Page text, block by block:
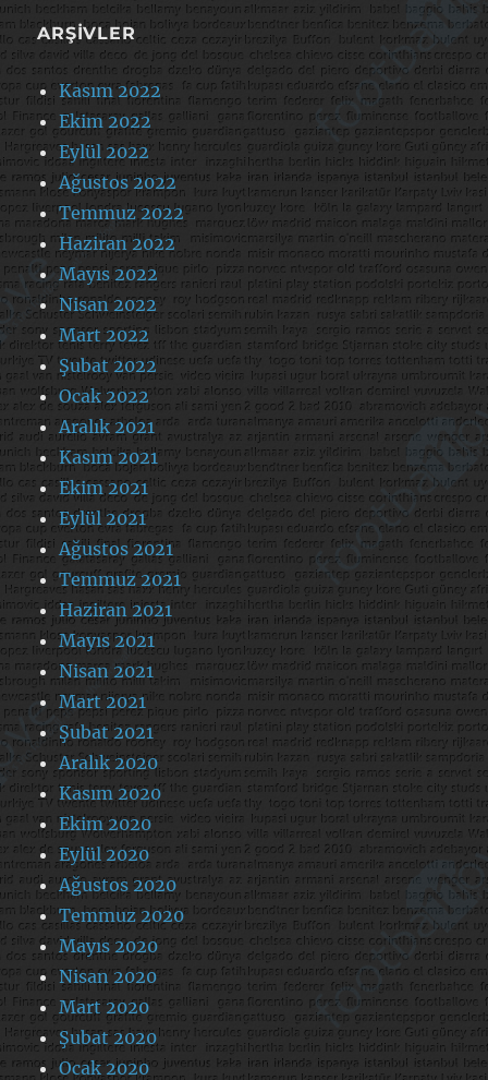
ARŞIVLER
Kasım 2022
Ekim 2022
Eylül 2022
Ağustos 2022
Temmuz 2022
Haziran 2022
Mayıs 2022
Nisan 2022
Mart 2022
Şubat 2022
Ocak 2022
Aralık 2021
Kasım 2021
Ekim 2021
Eylül 2021
Ağustos 2021
Temmuz 2021
Haziran 2021
Mayıs 2021
Nisan 2021
Mart 2021
Şubat 2021
Aralık 2020
Kasım 2020
Ekim 2020
Eylül 2020
Ağustos 2020
Temmuz 2020
Mayıs 2020
Nisan 2020
Mart 2020
Şubat 2020
Ocak 2020